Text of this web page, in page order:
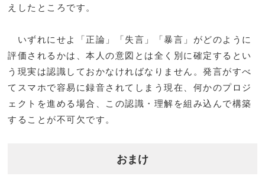
えしたところです。
いずれにせよ「正論」「失言」「暴言」がどのように
評価されるかは、本人の意図とは全く別に確定するとい
う現実は認識しておかなければなりません。発言がすべ
てスマホで容易に録音されてしまう現在、何かのプロジ
ェクトを進める場合、この認識・理解を組み込んで構築
することが不可欠です。
おまけ